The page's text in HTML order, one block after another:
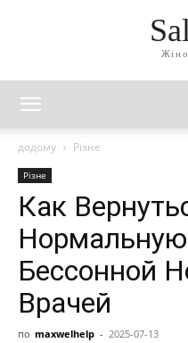
додому Різне
Різне
Как
Бессонной
Врачей
по maxwelhelp - 2025-07-13